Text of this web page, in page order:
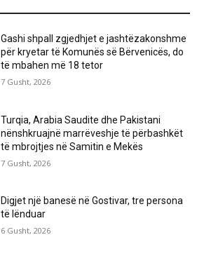
Gashi shpall zgjedhjet e jashtëzakonshme
për kryetar të Komunës së Bërvenicës, do
të mbahen më 18 tetor
7 Gusht, 2026
Turqia, Arabia Saudite dhe Pakistani
nënshkruajnë marrëveshje të përbashkët
të mbrojtjes në Samitin e Mekës
7 Gusht, 2026
Digjet një banesë në Gostivar, tre persona
të lënduar
6 Gusht, 2026